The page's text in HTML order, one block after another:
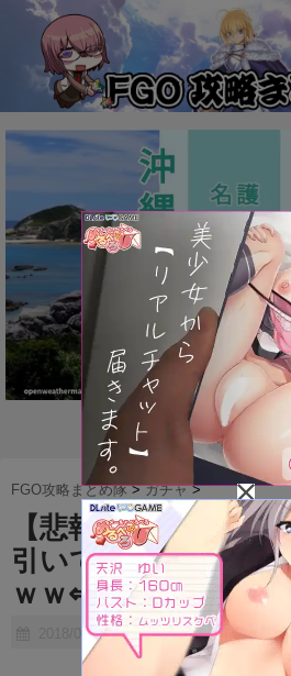
FGO攻略まとめ隊 >ガチャ >
【悲報】11万円掛
引いてるユーザーが
ｗｗ⇐12万掛かった
2018/02/01